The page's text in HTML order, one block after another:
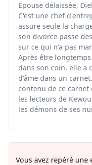
Epouse délaissée,
C'est une chef
assure seule la
son divorce passe
sur ce qui n'a pas
Après être
dans son coin, elle a
d'âme dans un
contenu de ce carnet
les lecteurs de
les démons de ses
Vous avez repéré